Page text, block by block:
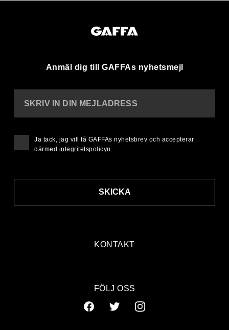
Anmäl dig till GAFFAs nyhetsmejl
KONTAKT
SKRIV IN DIN MEJLADRESS
SKICKA
Ja tack, jag vill få GAFFAs nyhetsbrev och accepterar
därmed integritetspolicyn
FÖLJ OSS